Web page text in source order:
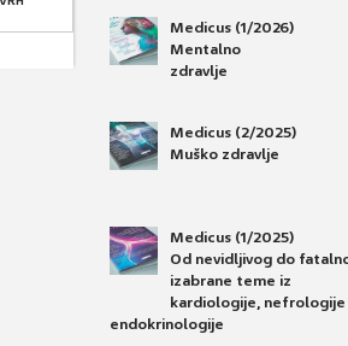
Medicus (1/2026)
Mentalno
zdravlje
Medicus (2/2025)
Muško zdravlje
Medicus (1/2025)
Od nevidljivog do
izabrane teme iz
kardiologije, nefrologije
endokrinologije